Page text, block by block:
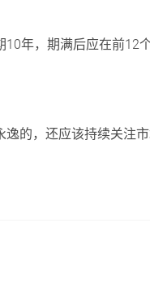
10年，期满后应在前12
的，还应该持续关注